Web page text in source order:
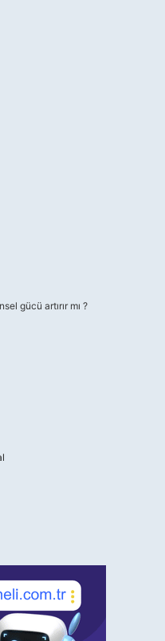
gücü artırır mı ?